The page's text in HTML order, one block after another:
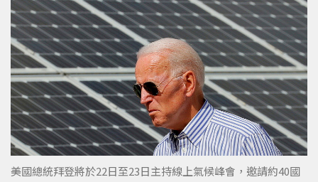
美國總統拜登將於22日至23日主持線上氣候峰會，邀請約40國